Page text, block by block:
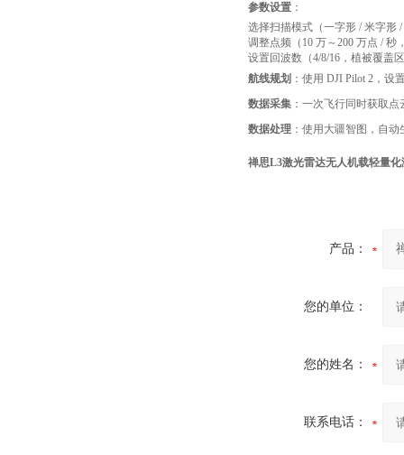
参数设置 ：
选择扫描模式（一字形 / 米字形
调整点频（10 万～200 万点 / 秒
设置回波数（4/8/16，植被覆盖
航线规划 ：使用 DJI Pilot 2，设
数据采集 ：一次飞行同时获取
数据处理 ：使用大疆智图，自
禅思L3激光雷达无人机载轻量
产品：
您的单位：
您的姓名：
联系电话：